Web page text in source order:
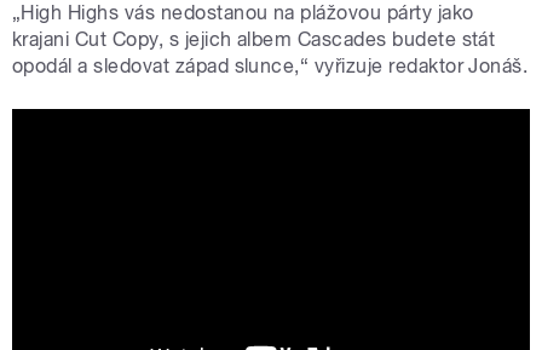
„High Highs vás nedostanou na plážovou párty jako
krajani Cut Copy, s jejich albem Cascades budete stát
opodál a sledovat západ slunce,“ vyřizuje redaktor Jonáš.